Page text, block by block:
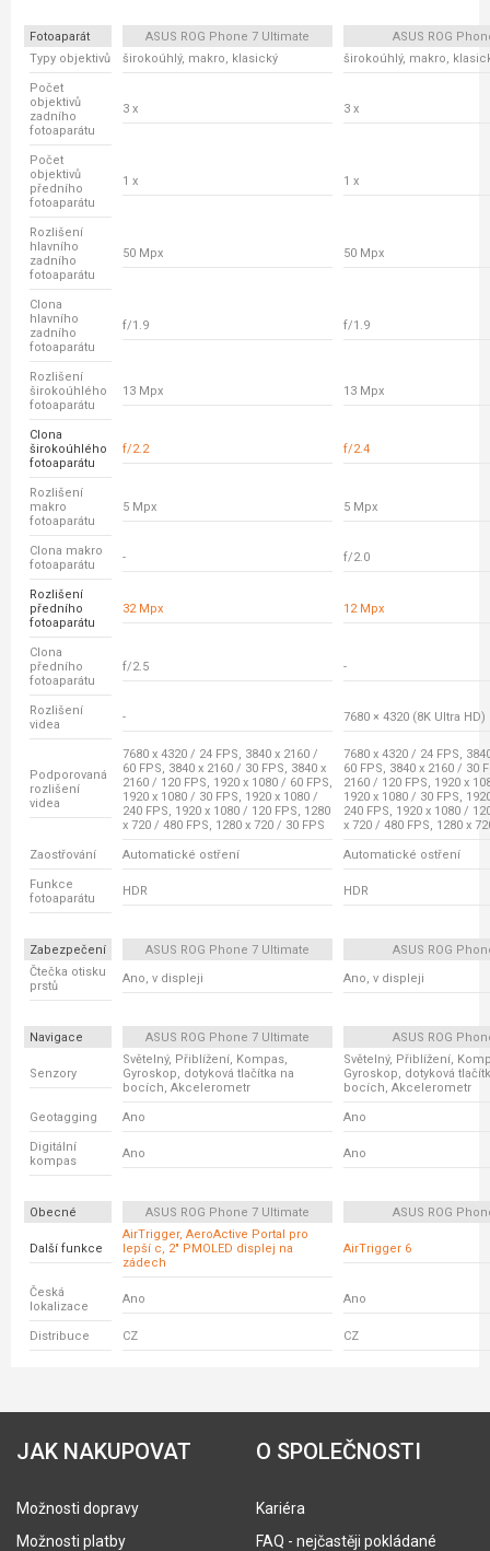
Fotoaparát ASUS ROG Phone 7 Ultimate
ASUS ROG
Typy objektivů
širokoúhlý, makro, klasický širokoúhlý, makro,
Počet
objektivů
zadního
fotoaparátu
3 x 3 x
Počet
objektivů
předního
fotoaparátu
1 x 1 x
Rozlišení
hlavního
zadního
fotoaparátu
50 Mpx 50 Mpx
Clona
hlavního
zadního
fotoaparátu
f/1.9 f/1.9
Rozlišení
širokoúhlého
fotoaparátu
13 Mpx 13 Mpx
Clona
širokoúhlého
fotoaparátu
f/2.2 f/2.4
Rozlišení
makro
fotoaparátu
5 Mpx 5 Mpx
Clona makro
fotoaparátu
- f/2.0
Rozlišení
předního
fotoaparátu
32 Mpx 12 Mpx
Clona
předního
fotoaparátu
f/2.5 -
Rozlišení
videa
- 7680 × 4320 (8K Ultra HD)
Podporovaná
rozlišení
videa
7680 x 4320 / 24 FPS, 3840 x 2160 /
60 FPS, 3840 x 2160 / 30 FPS, 3840 x
2160 / 120 FPS, 1920 x 1080 / 60 FPS,
1920 x 1080 / 30 FPS, 1920 x 1080 /
240 FPS, 1920 x 1080 / 120 FPS, 1280
x 720 / 480 FPS, 1280 x 720 / 30 FPS
7680 x 4320 / 24 FPS,
60 FPS, 3840 x 2160 / 30
2160 / 120 FPS, 1920 x
1920 x 1080 / 30 FPS,
240 FPS, 1920 x 1080 /
x 720 / 480 FPS, 1280 x
Zaostřování Automatické ostření Automatické ostření
Funkce
fotoaparátu
HDR HDR
Zabezpečení ASUS ROG Phone 7 Ultimate
ASUS ROG
Čtečka otisku
prstů
Ano, v displeji Ano, v displeji
Navigace ASUS ROG Phone 7 Ultimate ASUS ROG
Senzory
Světelný, Přiblížení, Kompas,
Gyroskop, dotyková tlačítka na
bocích, Akcelerometr
Světelný, Přiblížení,
Gyroskop, dotyková
bocích, Akcelerometr
Geotagging Ano Ano
Digitální
kompas
Ano Ano
Obecné ASUS ROG Phone 7 Ultimate ASUS ROG
Další funkce
AirTrigger, AeroActive Portal pro
lepší c, 2" PMOLED displej na
zádech
AirTrigger 6
Česká
lokalizace
Ano Ano
Distribuce CZ CZ
JAK NAKUPOVAT
Možnosti dopravy
Možnosti platby
O SPOLEČNOSTI
Kariéra
FAQ - nejčastěji pokládané